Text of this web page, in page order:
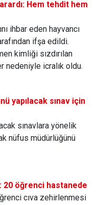
Hem tehdit hem
ihbar eden hayvancı
ifşa edildi.
kimliği sızdırılan
nedeniyle icralık oldu.
yapılacak sınav için
sınavlara yönelik
nüfus müdürlüğünü
20 öğrenci hastanede
cıva zehirlenmesi